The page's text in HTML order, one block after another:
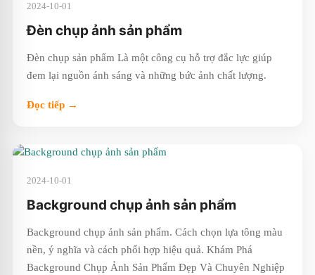
2024-10-01
Đèn chụp ảnh sản phẩm
Đèn chụp sản phẩm Là một công cụ hỗ trợ đắc lực giúp
đem lại nguồn ánh sáng và những bức ảnh chất lượng.
Đọc tiếp →
2024-10-01
Background chụp ảnh sản phẩm
Background chụp ảnh sản phẩm. Cách chọn lựa tông màu
nền, ý nghĩa và cách phối hợp hiệu quả. Khám Phá
Background Chụp Ảnh Sản Phẩm Đẹp Và Chuyên Nghiệp